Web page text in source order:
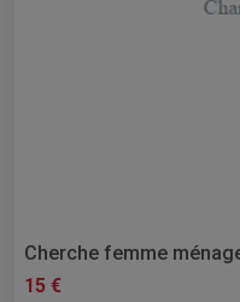
Cherche femme
15 €